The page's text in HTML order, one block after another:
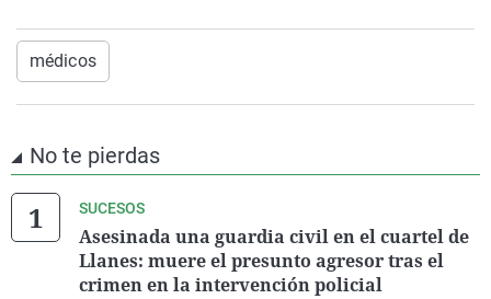
médicos
No te pierdas
SUCESOS
Asesinada una guardia civil en el cuartel de
Llanes: muere el presunto agresor tras el
crimen en la intervención policial